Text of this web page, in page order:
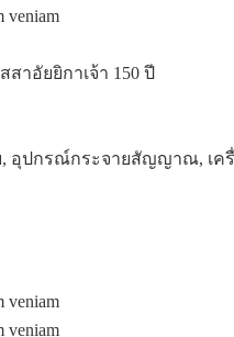
veniam
าอัยยิกาเจ้า 150 ปี
ย, อุปกรณ์กระจายสัญญาณ, เ
veniam
veniam